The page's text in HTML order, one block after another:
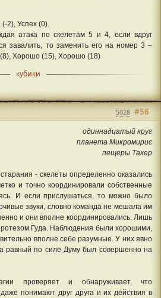
2), Успех (0).
атака по скелетам 5 и 4, если вдруг
завалить, то заменить его на номер 3 –
Хорошо (15), Хорошо (18)
кубики
#56
5028
одиннадцатый круг
планета Микромирис
пещеры Такер
- скелеты определенно оказались
и точно координировали собственные
И если прислушаться, то можно было
звуки, словно команда не мешала им
и они вполне координировались. Лишь
Гуда. Наблюдения были хорошими,
вполне себе разумные. У них явно
равный по силе Думу был совершенно на
проверяет и обнаруживает, что
понимают друг друга и их действия в